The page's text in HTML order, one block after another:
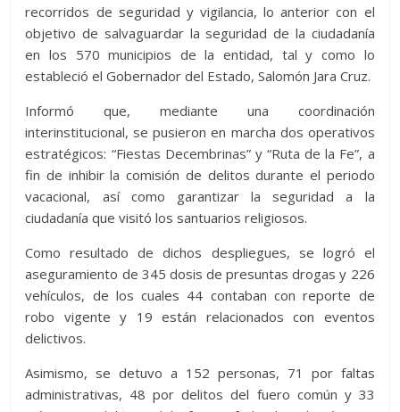
recorridos de seguridad y vigilancia, lo anterior con el
objetivo de salvaguardar la seguridad de la ciudadanía
en los 570 municipios de la entidad, tal y como lo
estableció el Gobernador del Estado, Salomón Jara Cruz.
Informó que, mediante una coordinación
interinstitucional, se pusieron en marcha dos operativos
estratégicos: “Fiestas Decembrinas” y “Ruta de la Fe”, a
fin de inhibir la comisión de delitos durante el periodo
vacacional, así como garantizar la seguridad a la
ciudadanía que visitó los santuarios religiosos.
Como resultado de dichos despliegues, se logró el
aseguramiento de 345 dosis de presuntas drogas y 226
vehículos, de los cuales 44 contaban con reporte de
robo vigente y 19 están relacionados con eventos
delictivos.
Asimismo, se detuvo a 152 personas, 71 por faltas
administrativas, 48 por delitos del fuero común y 33